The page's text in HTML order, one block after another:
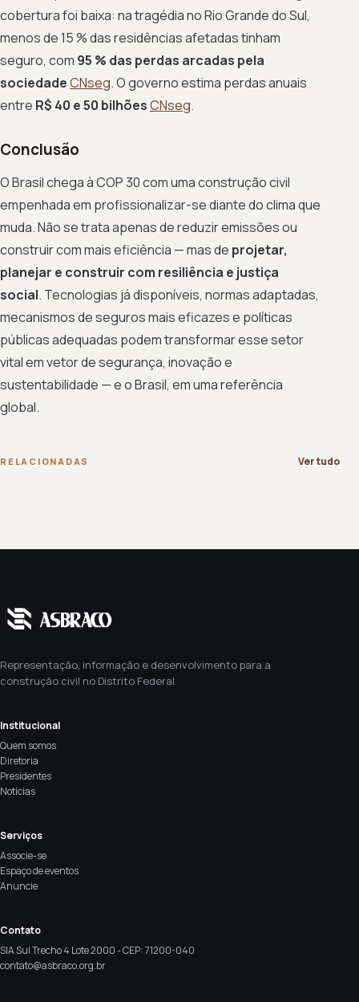
cobertura foi baixa: na tragédia no Rio Grande do Sul,
menos de 15 % das residências afetadas tinham
seguro, com 95 % das perdas arcadas pela
sociedadeCNseg. O governo estima perdas anuais
entre R$ 40 e 50 bilhõesCNseg.
Conclusão
O Brasil chega à COP 30 com uma construção civil
empenhada em profissionalizar-se diante do clima que
muda. Não se trata apenas de reduzir emissões ou
construir com mais eficiência — mas de projetar,
planejar e construir com resiliência e justiça
social. Tecnologias já disponíveis, normas adaptadas,
mecanismos de seguros mais eficazes e políticas
públicas adequadas podem transformar esse setor
vital em vetor de segurança, inovação e
sustentabilidade — e o Brasil, em uma referência
global.
RELACIONADAS Ver tudo
Representação, informação e desenvolvimento para a
construção civil no Distrito Federal.
Institucional
Quem somos
Diretoria
Presidentes
Notícias
Serviços
Associe-se
Espaço de eventos
Anuncie
Contato
SIA Sul Trecho 4 Lote 2000 - CEP: 71200-040
contato@asbraco.org.br